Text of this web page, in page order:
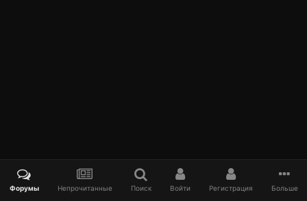
Форумы Непрочитанные Поиск Войти Регистрация Больше